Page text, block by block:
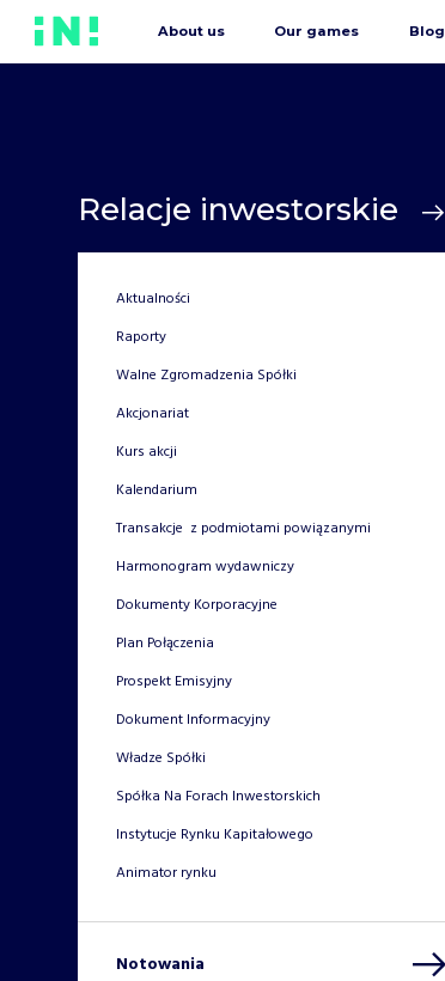
About us Our games Blog
Relacje inwestorskie
Aktualności
Raporty
Walne Zgromadzenia Spółki
Akcjonariat
Kurs akcji
Kalendarium
Transakcje z podmiotami powiązanymi
Harmonogram wydawniczy
Dokumenty Korporacyjne
Plan Połączenia
Prospekt Emisyjny
Dokument Informacyjny
Władze Spółki
Spółka Na Forach Inwestorskich
Instytucje Rynku Kapitałowego
Animator rynku
Notowania